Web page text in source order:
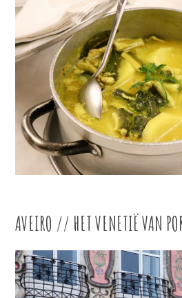
AVEIRO // HET VENETIË VAN